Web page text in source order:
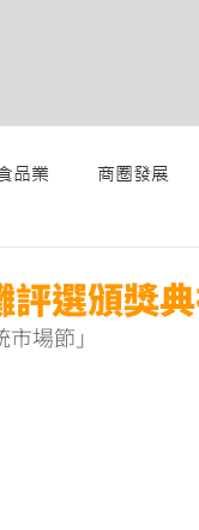
品業 商圈發展
評選頒獎
場節」